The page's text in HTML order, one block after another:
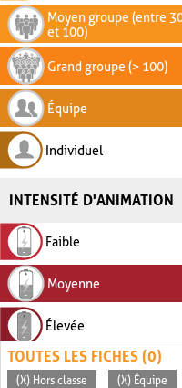
Moyen groupe (entre
et 100)
Grand groupe (> 100)
Équipe
Individuel
INTENSITÉ D'ANIMATION
Faible
Moyenne
Élevée
TOUTES LES FICHES (0)
(X) Hors classe (X) Équipe